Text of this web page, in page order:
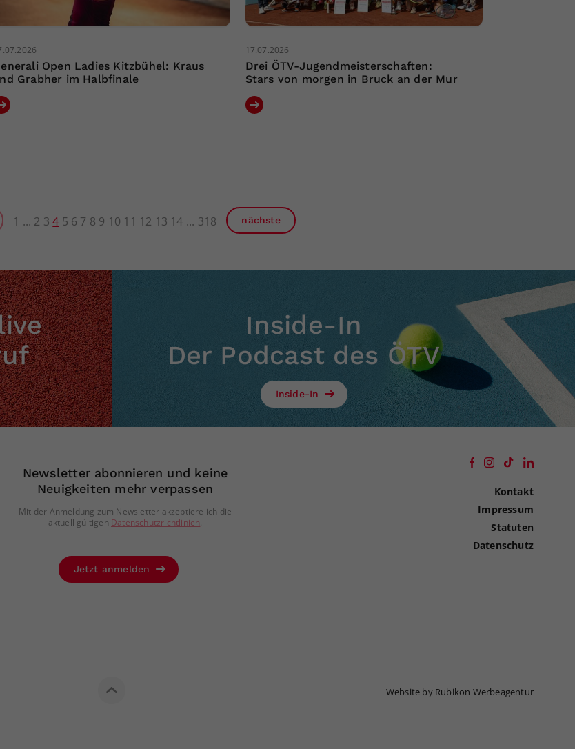
Open Ladies Kitzbühel: Kraus
Grabher im Halbfinale
17.07.2026
Drei ÖTV-Jugendmeisterschaften:
Stars von morgen in Bruck an der Mur
1 2 3 4 5 6 7 8 9 10 11 12 13 14 318 nächste
Inside-In
Der Podcast des ÖTV
Inside-In
Newsletter abonnieren und keine
Neuigkeiten mehr verpassen
Mit der Anmeldung zum Newsletter akzeptiere ich die
aktuell gültigen Datenschutzrichtlinien.
Jetzt anmelden
Kontakt
Impressum
Statuten
Datenschutz
Website by Rubikon Werbeagentur